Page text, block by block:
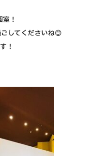
！
してくださいね😊
！